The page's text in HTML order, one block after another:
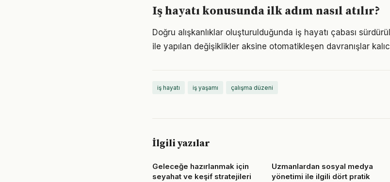
Iş hayatı konusunda ilk adım nasıl atılır?
Doğru alışkanlıklar oluşturulduğunda iş hayatı çabası
ile yapılan değişiklikler aksine otomatikleşen davranışlar
iş hayatı iş yaşamı çalışma düzeni
İlgili yazılar
Geleceğe hazırlanmak için
seyahat ve keşif stratejileri
Uzmanlardan sosyal medya
yönetimi ile ilgili dört pratik